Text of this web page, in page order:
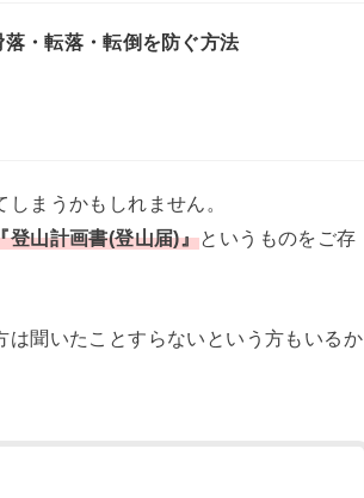
・転落・転倒を防ぐ方法
まうかもしれません。
登山計画書(登山届)』というものをご存
聞いたことすらないという方もいるか